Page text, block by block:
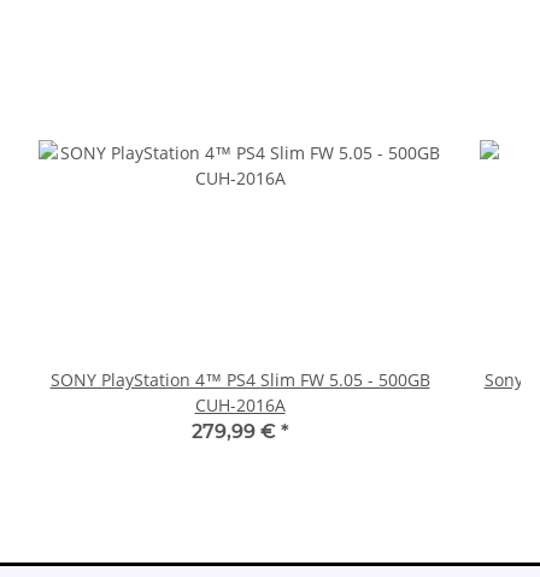
SONY PlayStation 4™ PS4 Slim FW 5.05 - 500GB
CUH-2016A
279,99 € *
Sony